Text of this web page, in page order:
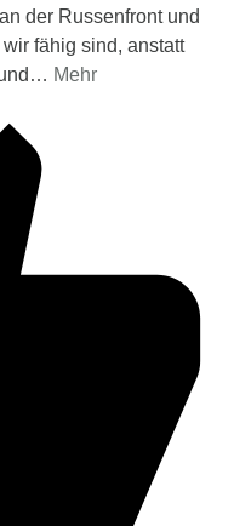
der Russenfront und
fähig sind, anstatt
… Mehr